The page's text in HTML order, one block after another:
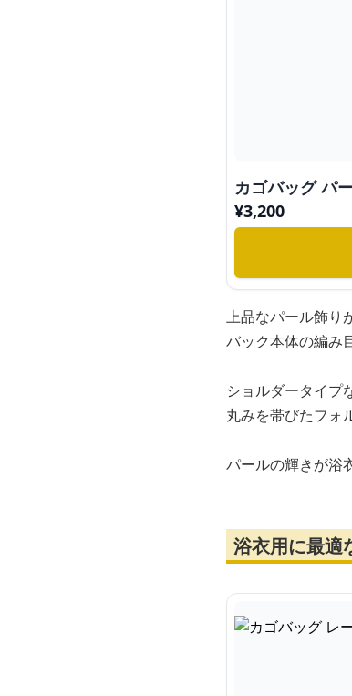
カゴバッグ パ
¥3,200
上品なパール飾り
バック本体の編み
ショルダータイプ
丸みを帯びたフォ
パールの輝きが浴
浴衣用に最適